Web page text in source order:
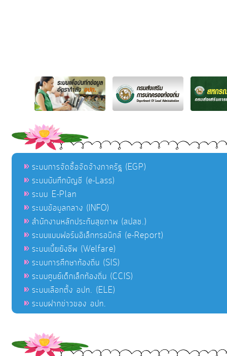
ระบบการจัดซื้อจัดจ้างภาครัฐ (EGP)
ระบบบันทึกบัญชี (e-Lass)
ระบบ E-Plan
ระบบข้อมูลกลาง (INFO)
สำนักงานหลักประกันสุขภาพ (สปสช.)
ระบบแบบฟอร์มอิเล็กทรอนิกส์ (e-Report)
ระบบเบี้ยยังชีพ (Welfare)
ระบบการศึกษาท้องถิ่น (SIS)
ระบบศูนย์เด็กเล็กท้องถิ่น (CCIS)
ระบบเลือกตั้ง อปท. (ELE)
ระบบฝากข่าวของ อปท.